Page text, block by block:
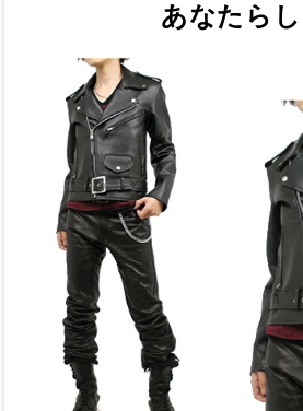
あなたらし